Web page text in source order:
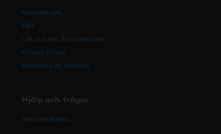
Kontakta oss
FAQ
Läs mer om Sponsorhuset
Privacy Policy
Registrera ny förening
Hjälp och frågor
Skapa ett ärende